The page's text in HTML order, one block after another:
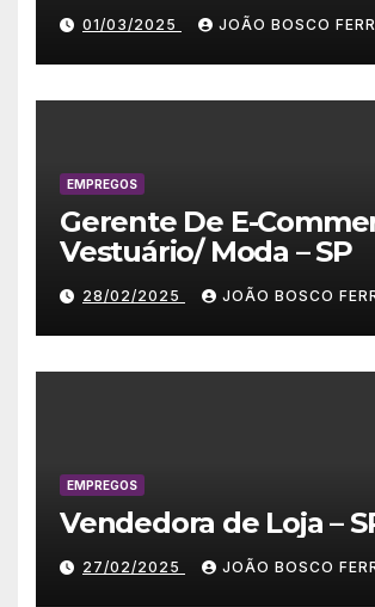
01/03/2025 JOÃO BOSCO
EMPREGOS
Gerente De E-
Vestuário/ Moda – SP
28/02/2025 JOÃO BOSCO
EMPREGOS
Vendedora de Loja –
27/02/2025 JOÃO BOSCO